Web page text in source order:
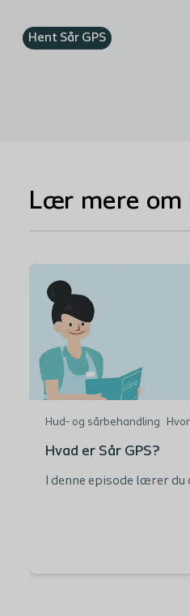
Hent Sår GPS
Lær mere om
Hud- og sårbehandling
Hvad er Sår GPS?
I denne episode lærer du